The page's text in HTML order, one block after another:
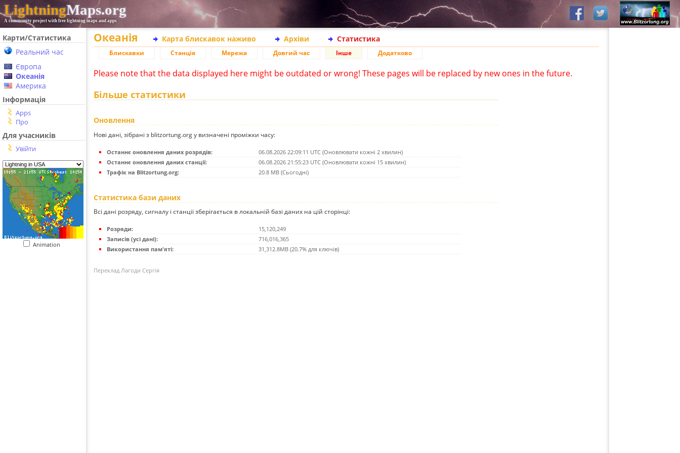
LightningMaps.org
A community project with free lightning maps and apps
Карти/Статистика
Реальний час
Європа
Океанія
Америка
Інформація
Apps
Про
Для учасників
Увійти
Animation
Океанія Карта блискавок наживо Архіви Статистика
Блискавки Станція Мережа Довгий час Інше Додатково
Please note that the data displayed here might be outdated or wrong! These pages will be replaced by new ones in the future.
Більше статистики
Оновлення
Нові дані, зібрані з blitzortung.org у визначені проміжки часу:
Останнє оновлення даних розрядів:
06.08.2026 22:09:11 UTC (Оновлювати кожні 2 хвилин)
Останнє оновлення даних станції:
06.08.2026 21:55:23 UTC (Оновлювати кожні 15 хвилин)
Трафік на Blitzortung.org:
20.8 MB (Сьогодні)
Статистика бази даних
Всі дані розряду, сигналу і станції зберігається в локальній базі даних на цій сторінці:
Розряди:
15,120,249
Записів (усі дані):
716,016,365
Використання пам'яті:
31,312.8MB (20.7% для ключів)
Переклад Лагоди Сергія